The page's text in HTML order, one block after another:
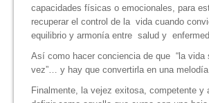
capacidades físicas o emocionales, para
recuperar el control de la vida cuando
equilibrio y armonía entre salud y
Así como hacer conciencia de que “la vida
vez”… y hay que convertirla en una
Finalmente, la vejez exitosa, competente y